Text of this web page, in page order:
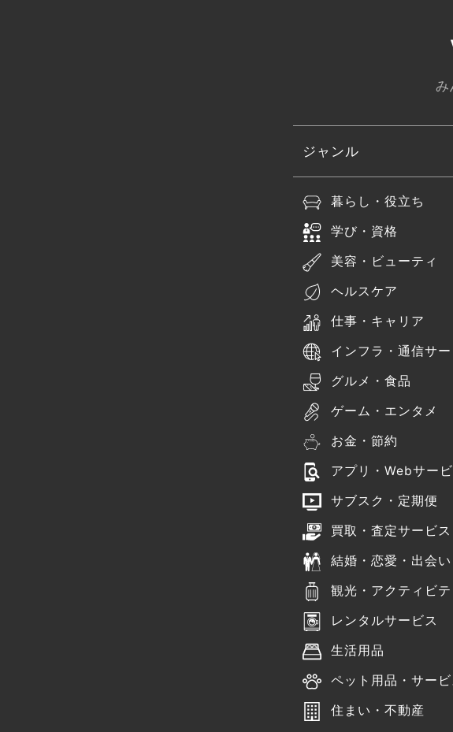
み
ジャンル
暮らし・役立ち
学び・資格
美容・ビューティ
ヘルスケア
仕事・キャリア
インフラ・通信サー
グルメ・食品
ゲーム・エンタメ
お金・節約
アプリ・Webサー
サブスク・定期便
買取・査定サービス
結婚・恋愛・出会い
観光・アクティビテ
レンタルサービス
生活用品
ペット用品・サービ
住まい・不動産